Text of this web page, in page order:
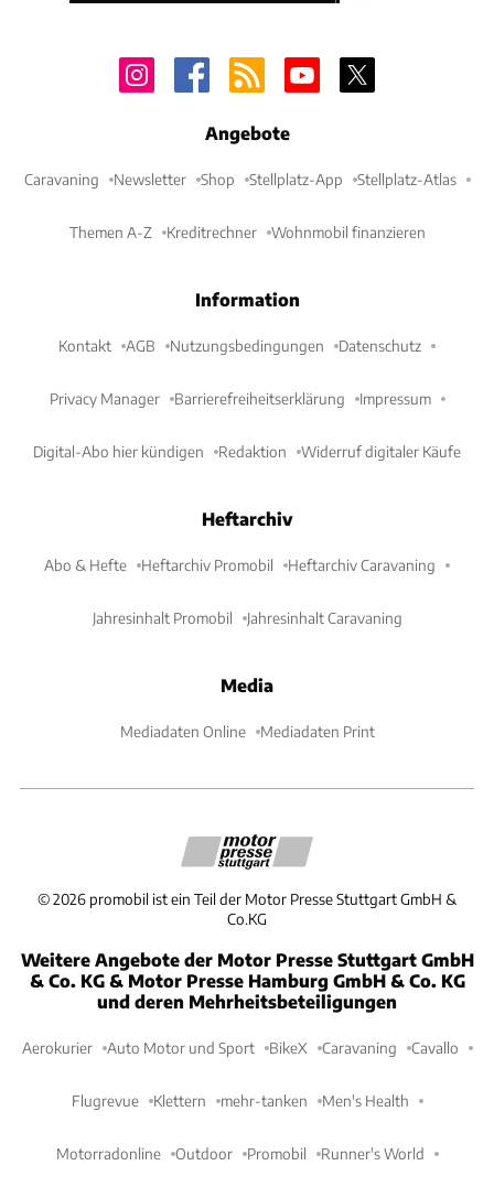
Angebote
Caravaning Newsletter Shop Stellplatz-App Stellplatz-Atlas
Themen A-Z Kreditrechner Wohnmobil finanzieren
Information
Kontakt AGB Nutzungsbedingungen Datenschutz
Privacy Manager Barrierefreiheitserklärung Impressum
Digital-Abo hier kündigen Redaktion Widerruf digitaler Käufe
Heftarchiv
Abo & Hefte Heftarchiv Promobil Heftarchiv Caravaning
Jahresinhalt Promobil Jahresinhalt Caravaning
Media
Mediadaten Online Mediadaten Print
©2026 promobil ist ein Teil der Motor Presse Stuttgart GmbH &
Co.KG
Weitere Angebote der Motor Presse Stuttgart GmbH
& Co. KG & Motor Presse Hamburg GmbH & Co. KG
und deren Mehrheitsbeteiligungen
Aerokurier Auto Motor und Sport BikeX Caravaning Cavallo
Flugrevue Klettern mehr-tanken Men's Health
Motorradonline Outdoor Promobil Runner's World